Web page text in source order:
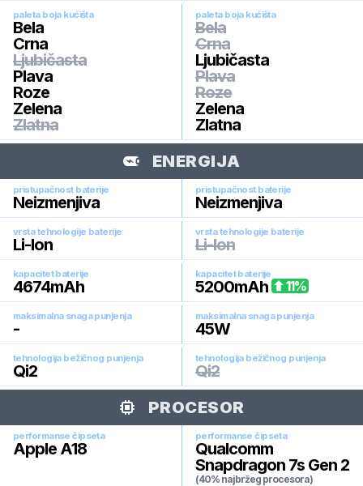
paleta boja kućišta
Bela
Crna
Ljubičasta
Plava
Roze
Zelena
Zlatna
paleta boja kućišta
Bela
Crna
Ljubičasta
Plava
Roze
Zelena
Zlatna
ENERGIJA
pristupačnost baterije
Neizmenjiva
pristupačnost baterije
Neizmenjiva
vrsta tehnologije baterije
Li-Ion
vrsta tehnologije baterije
Li-Ion
kapacitet baterije
4674mAh
kapacitet baterije
5200mAh 11%
maksimalna snaga punjenja
-
maksimalna snaga punjenja
45W
tehnologija bežičnog punjenja
Qi2
tehnologija bežičnog punjenja
Qi2
PROCESOR
performanse čipseta
Apple A18
performanse čipseta
Qualcomm
Snapdragon 7s Gen 2
(40% najbržeg procesora)